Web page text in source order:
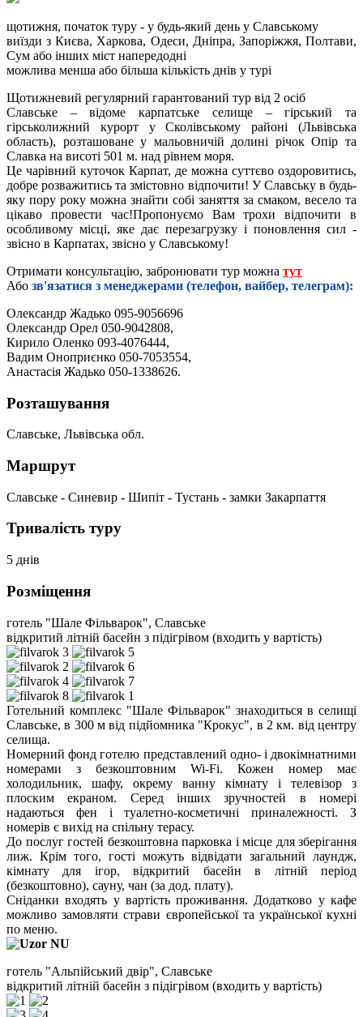
щотижня, початок туру - у будь-який день у Славському
виїзди з Києва, Харкова, Одеси, Дніпра, Запоріжжя, Полтави,
Сум або інших міст напередодні
можлива менша або більша кількість днів у турі
Щотижневий регулярний гарантований тур від 2 осіб
Славське – відоме карпатське селище – гірський та
гірськолижний курорт у Сколівському районі (Львівська
область), розташоване у мальовничій долині річок Опір та
Славка на висоті 501 м. над рівнем моря.
Це чарівний куточок Карпат, де можна суттєво оздоровитись,
добре розважитись та змістовно відпочити! У Славську в будь-
яку пору року можна знайти собі заняття за смаком, весело та
цікаво провести час!Пропонуємо Вам трохи відпочити в
особливому місці, яке дає перезагрузку і поновлення сил -
звісно в Карпатах, звісно у Славському!
Отримати консультацію, забронювати тур можна тут
Або зв'язатися з менеджерами (телефон, вайбер, телеграм):
Олександр Жадько 095-9056696
Олександр Орел 050-9042808,
Кирило Оленко 093-4076444,
Вадим Оноприєнко 050-7053554,
Анастасія Жадько 050-1338626.
Розташування
Славське, Львівська обл.
Маршрут
Славське - Синевир - Шипіт - Тустань - замки Закарпаття
Тривалість туру
5 днів
Розміщення
готель "Шале Фільварок", Славське
відкритий літній басейн з підігрівом (входить у вартість)
Готельний комплекс "Шале Фільварок" знаходиться в селищі
Славське, в 300 м від підйомника "Крокус", в 2 км. від центру
селища.
Номерний фонд готелю представлений одно- і двокімнатними
номерами з безкоштовним Wi-Fi. Кожен номер має
холодильник, шафу, окрему ванну кімнату і телевізор з
плоским екраном. Серед інших зручностей в номері
надаються фен і туалетно-косметичні приналежності. З
номерів є вихід на спільну терасу.
До послуг гостей безкоштовна парковка і місце для зберігання
лиж. Крім того, гості можуть відвідати загальний лаундж,
кімнату для ігор, відкритий басейн в літній період
(безкоштовно), сауну, чан (за дод. плату).
Сніданки входять у вартість проживання. Додатково у кафе
можливо замовляти страви європейської та української кухні
по меню.
готель "Альпійський двір", Славське
відкритий літній басейн з підігрівом (входить у вартість)